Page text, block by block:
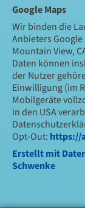
Google Maps
Wir binden die
Anbieters Google
Mountain View,
Daten können
der Nutzer
Einwilligung (im
Mobilgeräte
in den USA
Opt-Out: https://
Erstellt mit
Schwenke